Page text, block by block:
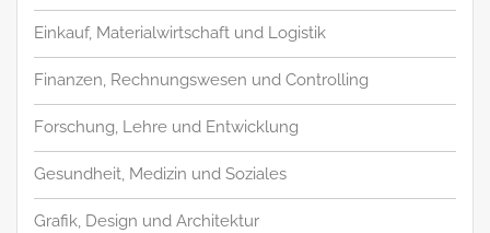
Einkauf, Materialwirtschaft und Logistik
Finanzen, Rechnungswesen und Controlling
Forschung, Lehre und Entwicklung
Gesundheit, Medizin und Soziales
Grafik, Design und Architektur